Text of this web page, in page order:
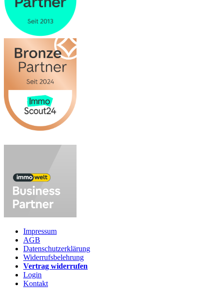
Impressum
AGB
Datenschutzerklärung
Widerrufsbelehrung
Vertrag widerrufen
Login
Kontakt